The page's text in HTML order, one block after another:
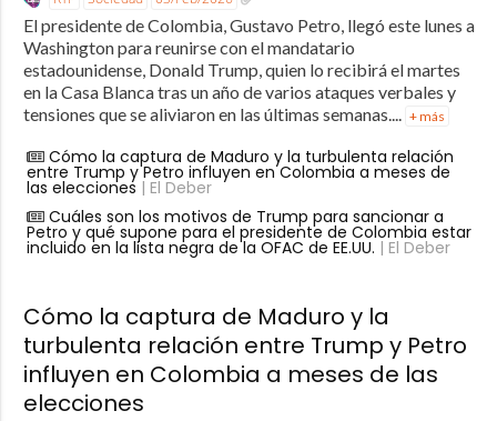
El presidente de Colombia, Gustavo Petro, llegó este lunes a
Washington para reunirse con el mandatario
estadounidense, Donald Trump, quien lo recibirá el martes
en la Casa Blanca tras un año de varios ataques verbales y
tensiones que se aliviaron en las últimas semanas.... + más
Cómo la captura de Maduro y la turbulenta relación
entre Trump y Petro influyen en Colombia a meses de
las elecciones | El Deber
Cuáles son los motivos de Trump para sancionar a
Petro y qué supone para el presidente de Colombia estar
incluido en la lista negra de la OFAC de EE.UU. | El Deber
Cómo la captura de Maduro y la
turbulenta relación entre Trump y Petro
influyen en Colombia a meses de las
elecciones